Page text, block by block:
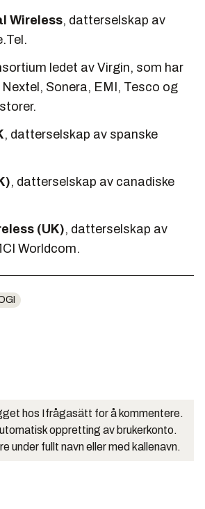
Wireless, datterselskap av
ledet av Virgin, som har
Sonera, EMI, Tesco og
, datterselskap av spanske
, datterselskap av canadiske
(UK), datterselskap av
Worldcom.
hos Ifrågasätt for å kommentere.
oppretting av brukerkonto.
under fullt navn eller med kallenavn.